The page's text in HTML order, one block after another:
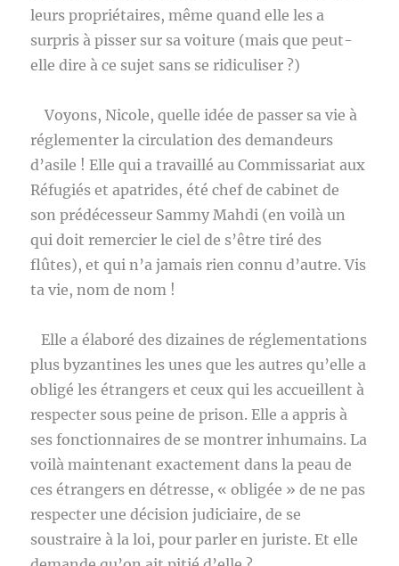
leurs propriétaires, même quand elle les a
surpris à pisser sur sa voiture (mais que peut-
elle dire à ce sujet sans se ridiculiser ?)
Voyons, Nicole, quelle idée de passer sa vie à
réglementer la circulation des demandeurs
d’asile ! Elle qui a travaillé au Commissariat aux
Réfugiés et apatrides, été chef de cabinet de
son prédécesseur Sammy Mahdi (en voilà un
qui doit remercier le ciel de s’être tiré des
flûtes), et qui n’a jamais rien connu d’autre. Vis
ta vie, nom de nom !
Elle a élaboré des dizaines de réglementations
plus byzantines les unes que les autres qu’elle a
obligé les étrangers et ceux qui les accueillent à
respecter sous peine de prison. Elle a appris à
ses fonctionnaires de se montrer inhumains. La
voilà maintenant exactement dans la peau de
ces étrangers en détresse, « obligée » de ne pas
respecter une décision judiciaire, de se
soustraire à la loi, pour parler en juriste. Et elle